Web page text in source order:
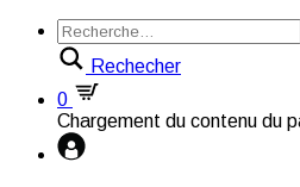
Rechecher
0
Chargement du contenu du